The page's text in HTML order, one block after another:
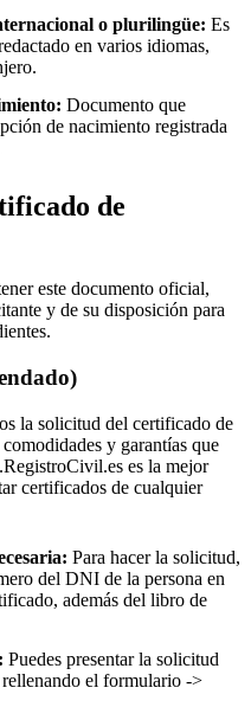
o plurilingüe: Es
en varios idiomas,
Documento que
de nacimiento registrada
de
este documento oficial,
y de su disposición para
la solicitud del certificado de
y garantías que
es la mejor
certificados de cualquier
Para hacer la solicitud,
del DNI de la persona en
además del libro de
Puedes presentar la solicitud
el formulario ->